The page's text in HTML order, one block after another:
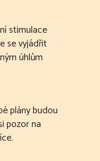
stimulace
se vyjádřit
úhlům
plány budou
pozor na